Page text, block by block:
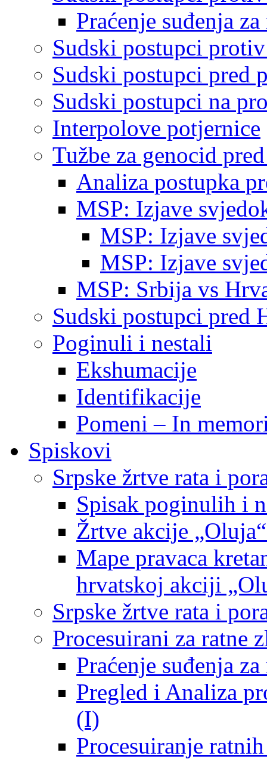
Praćenje suđenja
Sudski postupci
Sudski postupci pred
Sudski postupci na
Interpolove potjernice
Tužbe za genocid
Analiza postupka
MSP: Izjave
MSP: Izjave
MSP: Izjave
MSP: Srbija vs
Sudski postupci pred
Poginuli i nestali
Ekshumacije
Identifikacije
Pomeni – In
Spiskovi
Srpske žrtve rata i
Spisak poginulih i
Žrtve akcije
Mape pravaca
hrvatskoj akciji
Srpske žrtve rata i
Procesuirani za ratne
Praćenje suđenja
Pregled i Analiza
(I)
Procesuiranje